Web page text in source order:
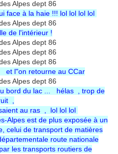
face à la haie !!! lol lol lol lol
de l'intérieur !
et l"on retourne au CCar
bord du lac ... hélas , trop de
,
au ras , lol lol lol
Alpes est de plus exposée à un
celui de transport de matières
route nationale
les transports routiers de